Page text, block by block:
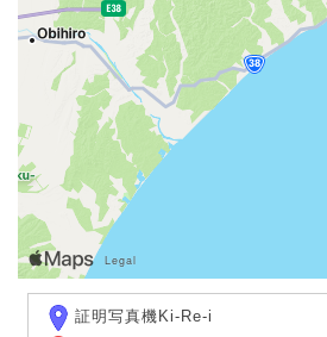
証明写真機Ki-Re-i